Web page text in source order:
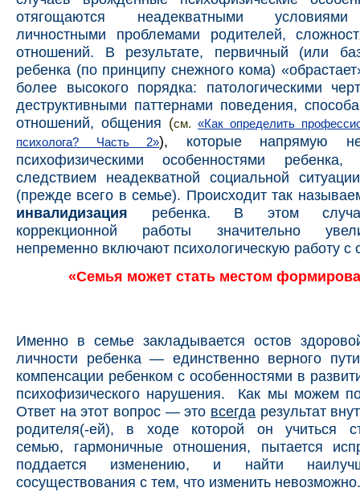
отягощаются неадекватными условиями
личностными проблемами родителей,
отношений. В результате, первичный (или
ребенка (по принципу снежного кома)
более высокого порядка: патологическими
деструктивными паттернами поведения,
отношений, общения (см. «Как определить
психолога? Часть 2»), которые напрямую
психофизическими особенностями
следствием неадекватной социальной
(прежде всего в семье). Происходит так
инвалидизация ребенка. В этом
коррекционной работы значительно
непременно включают психологическую работу с
«Семья может стать местом
Именно в семье закладывается остов
личности ребенка — единственно верного
компенсации ребенком с особенностями в
психофизического нарушения. Как мы можем
Ответ на этот вопрос — это всегда результат
родителя(-ей), в ходе которой он учиться
семью, гармоничные отношения, пытается
поддается изменению, и найти
сосуществования с тем, что изменить